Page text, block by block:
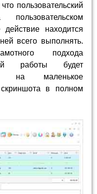
пользовательский
находится
всего выполнять.
подхода
работы будет
на маленькое
в полном